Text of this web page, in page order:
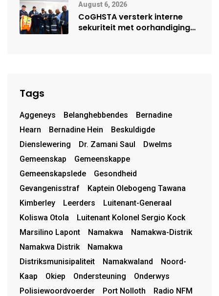
August 6, 2026
CoGHSTA versterk interne
sekuriteit met oorhandiging
Tags
Aggeneys Belanghebbendes
Bernadine
Hearn
Bernadine Hein
Beskuldigde
Dienslewering
Dr. Zamani Saul
Dwelms
Gemeenskap
Gemeenskappe
Gemeenskapslede
Gesondheid
Gevangenisstraf
Kaptein Olebogeng Tawana
Kimberley
Leerders
Luitenant-Generaal
Koliswa Otola
Luitenant Kolonel Sergio Kock
Marsilino Lapont
Namakwa
Namakwa-Distrik
Namakwa Distrik
Namakwa
Distriksmunisipaliteit
Namakwaland
Noord-
Kaap
Okiep Ondersteuning
Onderwys
Polisiewoordvoerder
Port Nolloth
Radio NFM